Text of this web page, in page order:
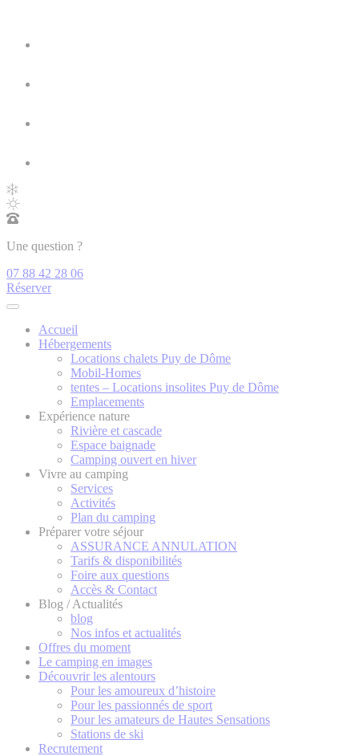
Une question ?
07 88 42 28 06
Réserver
Accueil
Hébergements
Locations chalets Puy de Dôme
Mobil-Homes
tentes – Locations insolites Puy de Dôme
Emplacements
Expérience nature
Rivière et cascade
Espace baignade
Camping ouvert en hiver
Vivre au camping
Services
Activités
Plan du camping
Préparer votre séjour
ASSURANCE ANNULATION
Tarifs & disponibilités
Foire aux questions
Accès & Contact
Blog / Actualités
blog
Nos infos et actualités
Offres du moment
Le camping en images
Découvrir les alentours
Pour les amoureux d’histoire
Pour les passionnés de sport
Pour les amateurs de Hautes Sensations
Stations de ski
Recrutement